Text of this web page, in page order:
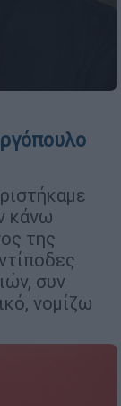
κάνω
της
συν
νομίζω